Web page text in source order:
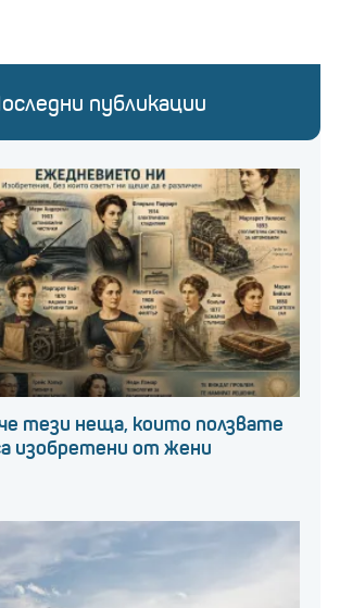
публикации
тези неща, които ползвате
изобретени от жени